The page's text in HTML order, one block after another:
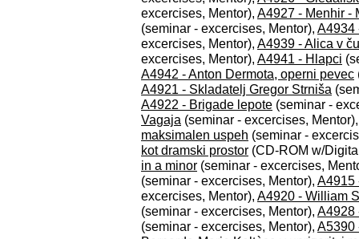
excercises, Mentor), A4927 - Menhir -
(seminar - excercises, Mentor), A4934
excercises, Mentor), A4939 - Alica v
excercises, Mentor), A4941 - Hlapci
A4942 - Anton Dermota, operni pevec
A4921 - Skladatelj Gregor Strniša
A4922 - Brigade lepote (seminar -
Vagaja (seminar - excercises,
maksimalen uspeh (seminar -
kot dramski prostor (CD-ROM w/
in a minor (seminar - excercises,
(seminar - excercises, Mentor), A4915
excercises, Mentor), A4920 - William
(seminar - excercises, Mentor), A4928
(seminar - excercises, Mentor), A5390